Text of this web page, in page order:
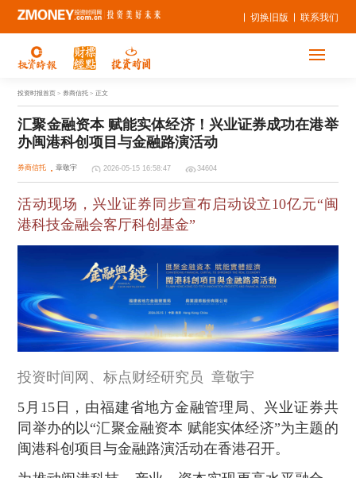
联系我们
切换旧版
投资时报首页 > 券商信托 > 正文
汇聚金融资本 赋能实体经济！兴业证券成功在港举
办闽港科创项目与金融路演活动
券商信托 章敬宇 2026-05-15 16:58:47 34604
活动现场， 兴业证券同步宣布启动设立10亿元“闽
港科技金融会客厅科创基金”
投资时间网、标点财经研究员 章敬宇
5月15日，由福建省地方金融管理局、兴业证券共
同举办的以“汇聚金融资本 赋能实体经济”为主题的
闽港科创项目与金融路演活动在香港召开。